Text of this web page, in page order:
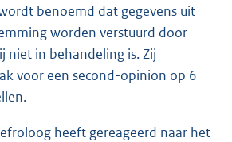
benoemd dat gegevens uit
worden verstuurd door
niet in behandeling is. Zij
voor een second-opinion op 6
heeft gereageerd naar het